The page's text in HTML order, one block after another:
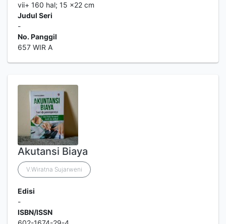
vii+ 160 hal; 15 ×22 cm
Judul Seri
-
No. Panggil
657 WIR A
Akutansi Biaya
V.Wiratna Sujarweni
Edisi
-
ISBN/ISSN